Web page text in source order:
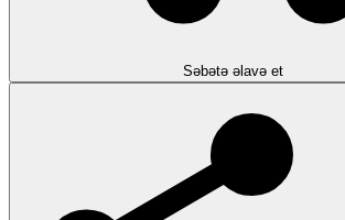
Səbətə əlavə et